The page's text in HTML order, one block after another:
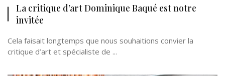
La critique d’art Dominique Baqué est notre
invitée
Cela faisait longtemps que nous souhaitions convier la
critique d’art et spécialiste de ...